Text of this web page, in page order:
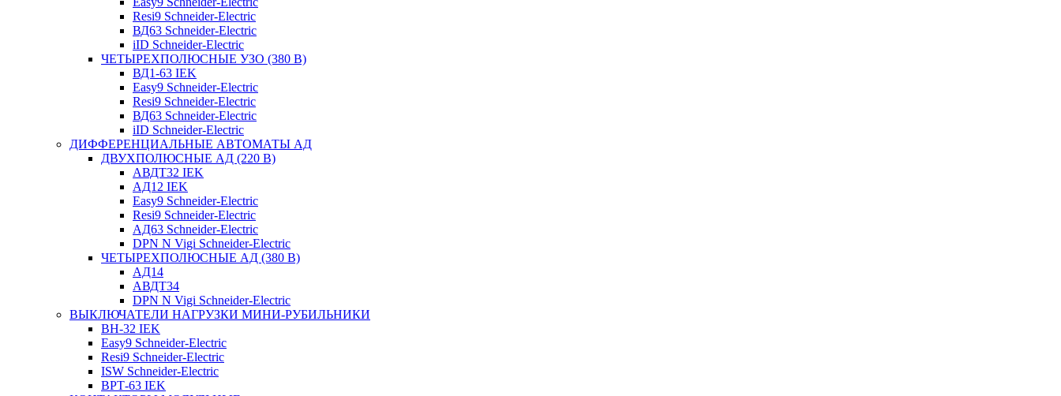
Resi9 Schneider-Electric
ВД63 Schneider-Electric
iID Schneider-Electric
ЧЕТЫРЕХПОЛЮСНЫЕ УЗО (380 В)
ВД1-63 IEK
Easy9 Schneider-Electric
Resi9 Schneider-Electric
ВД63 Schneider-Electric
iID Schneider-Electric
ДИФФЕРЕНЦИАЛЬНЫЕ АВТОМАТЫ АД
ДВУХПОЛЮСНЫЕ АД (220 В)
АВДТ32 IEK
АД12 IEK
Easy9 Schneider-Electric
Resi9 Schneider-Electric
АД63 Schneider-Electric
DPN N Vigi Schneider-Electric
ЧЕТЫРЕХПОЛЮСНЫЕ АД (380 В)
АД14
АВДТ34
DPN N Vigi Schneider-Electric
ВЫКЛЮЧАТЕЛИ НАГРУЗКИ МИНИ-РУБИЛЬНИКИ
ВН-32 IEK
Easy9 Schneider-Electric
Resi9 Schneider-Electric
ISW Schneider-Electric
ВРТ-63 IEK